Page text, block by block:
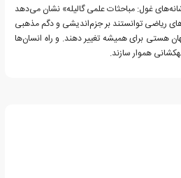
غول‌: مباحثات علمی گالیله» نشان می‌دهد
ریاضی توانستند بر جزم‌اندیشی و دگم مذهبی
جهان هستی برای همیشه تغییر دهند. و راه انسان‌ها
هموار سازند.